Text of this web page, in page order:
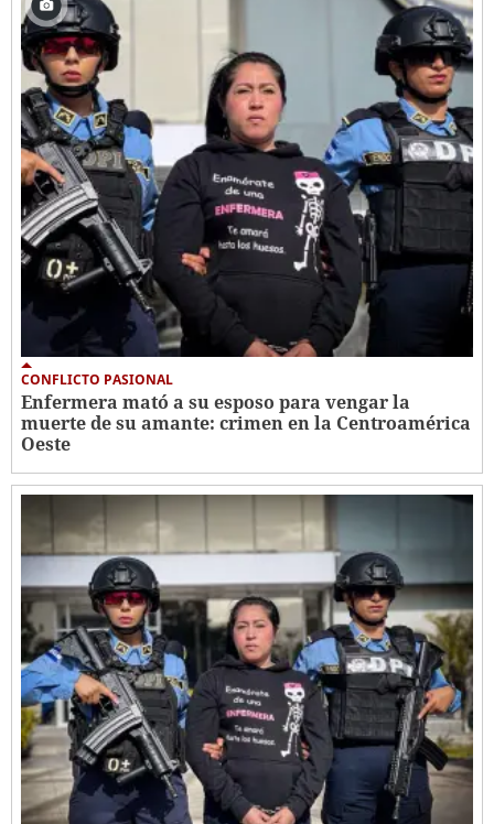
CONFLICTO PASIONAL
Enfermera mató a su esposo para vengar la
muerte de su amante: crimen en la Centroamérica
Oeste